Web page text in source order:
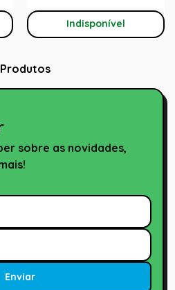
Indisponível
Produtos
sobre as novidades,
Enviar